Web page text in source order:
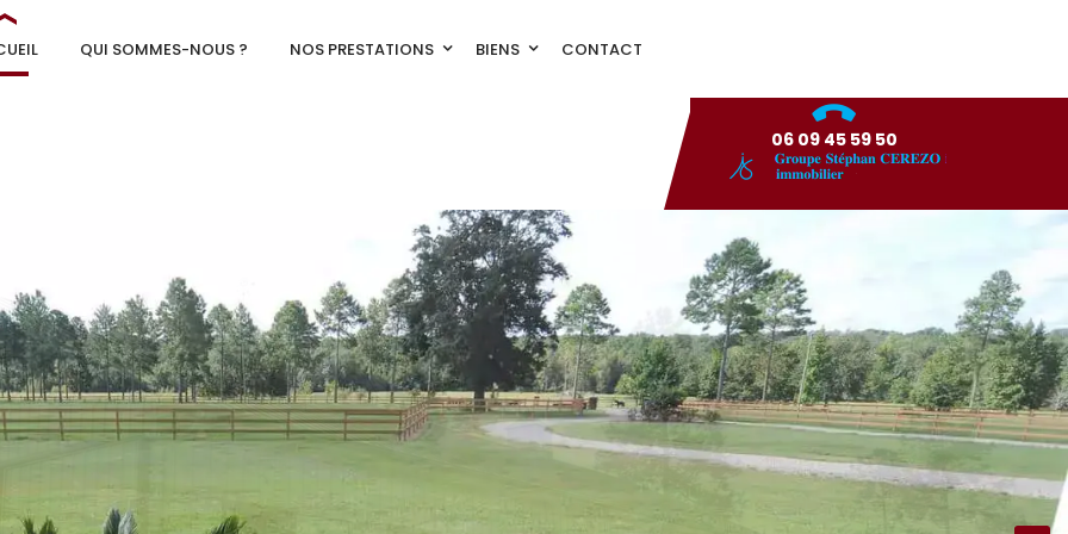
QUI SOMMES-NOUS ? NOS PRESTATIONS BIENS CONTACT
06 09 45 59 50